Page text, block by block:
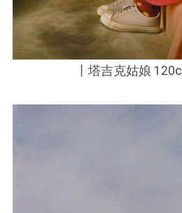
丨塔吉克姑娘